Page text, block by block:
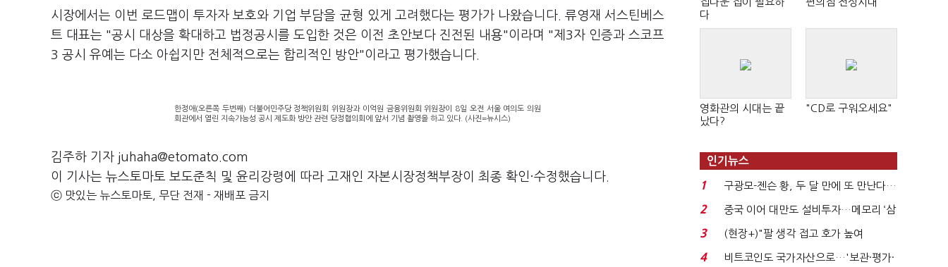
시장에서는 이번 로드맵이 투자자 보호와 기업 부담을 균형 있게 고려했다는 평가가 나왔습니다. 류영재 서스틴베스
트 대표는 "공시 대상을 확대하고 법정공시를 도입한 것은 이전 초안보다 진전된 내용"이라며 "제3자 인증과 스코프
3 공시 유예는 다소 아쉽지만 전체적으로는 합리적인 방안"이라고 평가했습니다.
한정애(오른쪽 두번째) 더불어민주당 정책위원회 위원장과 이억원 금융위원회 위원장이 8일 오전 서울 여의도 의원
회관에서 열린 지속가능성 공시 제도화 방안 관련 당정협의회에 앞서 기념 촬영을 하고 있다. (사진=뉴시스)
김주하 기자 juhaha@etomato.com
이 기사는 뉴스토마토 보도준칙 및 윤리강령에 따라 고재인 자본시장정책부장이 최종 확인·수정했습니다.
ⓒ 맛있는 뉴스토마토, 무단 전재 - 재배포 금지
다
영화관의 시대는 끝
났다?
"CD로 구워오세요"
인기뉴스
1
구광모-젠슨 황, 두 달 만에 또 만난다…
로봇·AI 등 논...
2
중국 이어 대만도 설비투자…메모리 ‘삼
국전쟁’
3
(현장+)"팔 생각 접고 호가 높여
요"…'덜 똘똘한 한 채' 20...
4
비트코인도 국가자산으로…'보관·평가·